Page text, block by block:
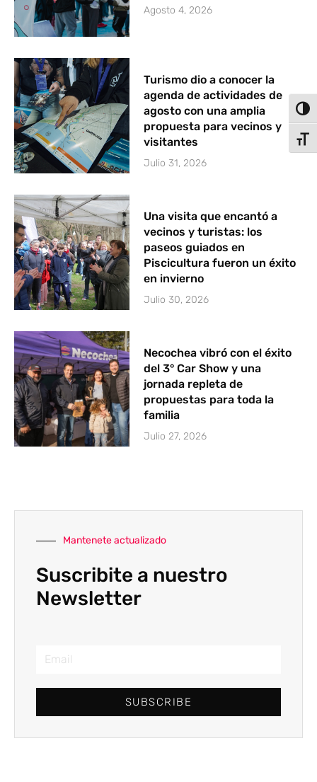
Agosto 4, 2026
Turismo dio a conocer la
agenda de actividades de
agosto con una amplia
propuesta para vecinos y
visitantes
Julio 31, 2026
Una visita que encantó a
vecinos y turistas: los
paseos guiados en
Piscicultura fueron un éxito
en invierno
Julio 30, 2026
Necochea vibró con el éxito
del 3° Car Show y una
jornada repleta de
propuestas para toda la
familia
Julio 27, 2026
Mantenete actualizado
Suscribite a nuestro
Newsletter
SUBSCRIBE